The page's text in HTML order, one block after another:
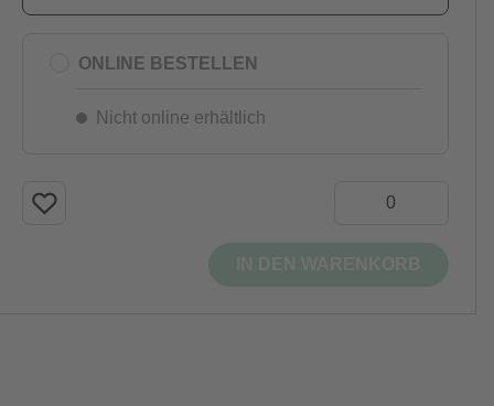
ONLINE BESTELLEN
Nicht online erhältlich